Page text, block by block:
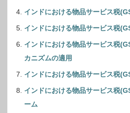
インドにおける物品サービス税
インドにおける物品サービス税
インドにおける物品サービス税
カニズムの適用
インドにおける物品サービス税
インドにおける物品サービス税
ーム